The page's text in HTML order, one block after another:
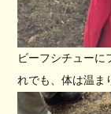
ビーフシチューに
れでも、体は温ま